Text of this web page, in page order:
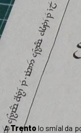
ATrento lo smial da